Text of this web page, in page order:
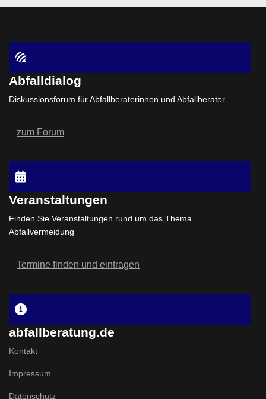
Abfalldialog
Diskussionsforum für Abfallberaterinnen und Abfallberater
zum Forum
Veranstaltungen
Finden Sie Veranstaltungen rund um das Thema
Abfallvermeidung
Termine finden und eintragen
abfallberatung.de
Kontakt
Impressum
Datenschutz